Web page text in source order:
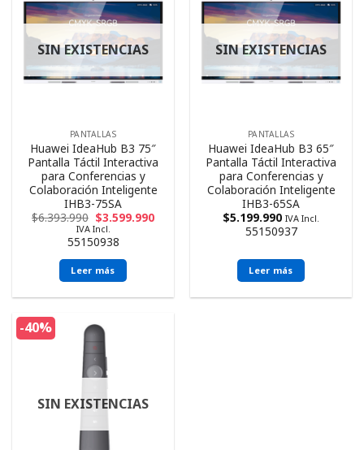
SIN EXISTENCIAS
PANTALLAS
Huawei IdeaHub B3 75″
Pantalla Táctil Interactiva
para Conferencias y
Colaboración Inteligente
IHB3-75SA
$6.393.990 $3.599.990
IVA Incl.
55150938
Leer más
SIN EXISTENCIAS
PANTALLAS
Huawei IdeaHub B3 65″
Pantalla Táctil Interactiva
para Conferencias y
Colaboración Inteligente
IHB3-65SA
$5.199.990 IVA Incl.
55150937
Leer más
-40%
SIN EXISTENCIAS